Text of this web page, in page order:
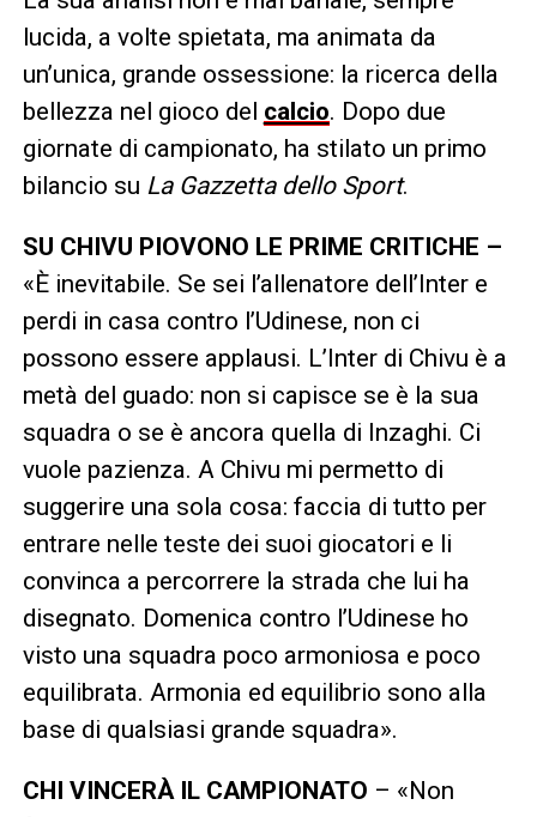
lucida, a volte spietata, ma animata da
un’unica, grande ossessione: la ricerca della
bellezza nel gioco del calcio. Dopo due
giornate di campionato, ha stilato un primo
bilancio su La Gazzetta dello Sport.
SU CHIVU PIOVONO LE PRIME CRITICHE –
«È inevitabile. Se sei l’allenatore dell’Inter e
perdi in casa contro l’Udinese, non ci
possono essere applausi. L’Inter di Chivu è a
metà del guado: non si capisce se è la sua
squadra o se è ancora quella di Inzaghi. Ci
vuole pazienza. A Chivu mi permetto di
suggerire una sola cosa: faccia di tutto per
entrare nelle teste dei suoi giocatori e li
convinca a percorrere la strada che lui ha
disegnato. Domenica contro l’Udinese ho
visto una squadra poco armoniosa e poco
equilibrata. Armonia ed equilibrio sono alla
base di qualsiasi grande squadra».
CHI VINCERÀ IL CAMPIONATO – «Non